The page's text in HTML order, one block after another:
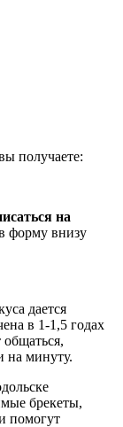
получаете:
на
форму внизу
дается
в 1-1,5 годах
на минуту.
брекеты,
помогут